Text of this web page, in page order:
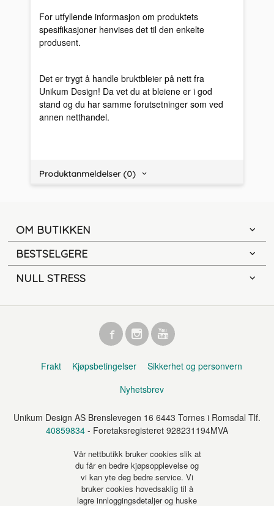
For utfyllende informasjon om produktets
spesifikasjoner henvises det til den enkelte
produsent.
Det er trygt å handle bruktbleier på nett fra
Unikum Design! Da vet du at bleiene er i god
stand og du har samme forutsetninger som ved
annen netthandel.
Produktanmeldelser (0)
OM BUTIKKEN
BESTSELGERE
NULL STRESS
Frakt Kjøpsbetingelser
Sikkerhet og personvern
Nyhetsbrev
Unikum Design AS Brenslevegen 16 6443 Tornes i Romsdal Tlf.
40859834 - Foretaksregisteret 928231194MVA
Vår nettbutikk bruker cookies slik at
du får en bedre kjøpsopplevelse og
vi kan yte deg bedre service. Vi
bruker cookies hovedsaklig til å
lagre innloggingsdetaljer og huske